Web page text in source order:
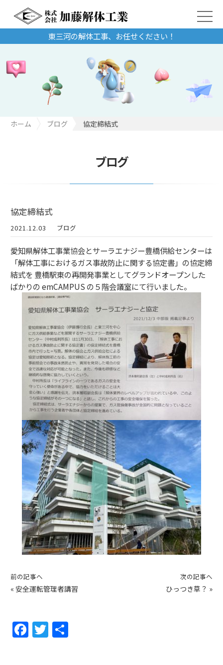
東三河の解体工事、お任せください！
ホーム ブログ 協定締結式
ブログ
協定締結式
2021.12.03 ブログ
愛知県解体工事業協会とサーラエナジー豊橋供給センターは
「解体工事におけるガス事故防止に関する協定書」の協定締
結式を 豊橋駅東の再開発事業としてグランドオープンした
ばかりの emCAMPUS の５階会議室にて行いました。
前の記事へ
« 安全運転管理者講習
次の記事へ
ひっつき草？ »
F
a
T
w